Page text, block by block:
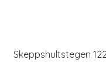
Skeppshultstegen